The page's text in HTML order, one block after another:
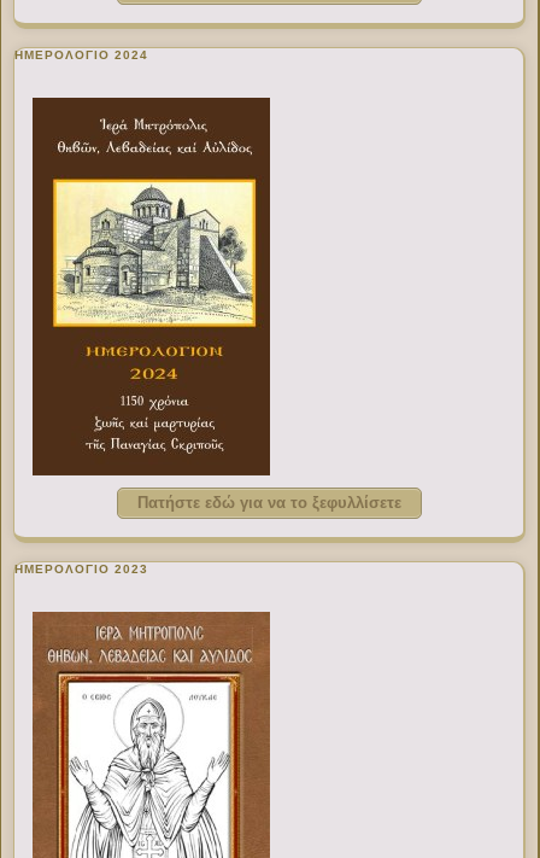
ΗΜΕΡΟΛΟΓΙΟ 2024
Πατήστε εδώ για να το ξεφυλλίσετε
ΗΜΕΡΟΛΟΓΙΟ 2023